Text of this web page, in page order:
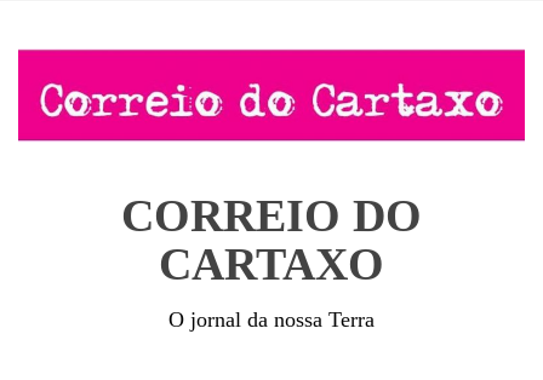
CORREIO DO
CARTAXO
O jornal da nossa Terra